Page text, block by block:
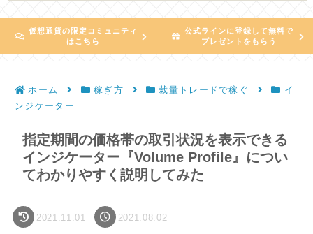
仮想通貨の限定コミュニティ
はこちら
公式ラインに登録して無料で
プレゼントをもらう
ホーム 稼ぎ方 裁量トレードで稼ぐ
イ
ンジケーター
指定期間の価格帯の取引状況を表示できる
インジケーター『Volume Profile』につい
てわかりやすく説明してみた
2021.11.01 2021.08.02